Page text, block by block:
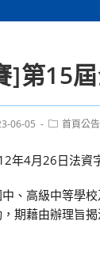
]第15
06-05
Post首頁公告
年4月26日法資
、高級中等學
期藉由辦理旨